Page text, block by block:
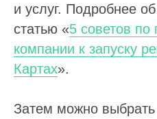
и услуг. Подробнее
статью «5 советов по
компании к запуску
Картах».
Затем можно